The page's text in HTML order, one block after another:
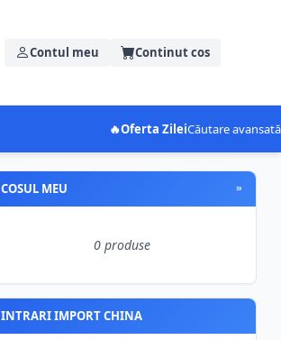
Contul meu Continut cos
🔥Oferta ZileiCăutare avansată
COSUL MEU »
0 produse
INTRARI IMPORT CHINA